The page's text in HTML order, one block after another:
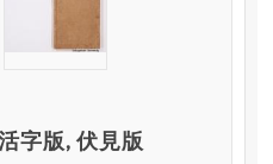
字版, 伏見版